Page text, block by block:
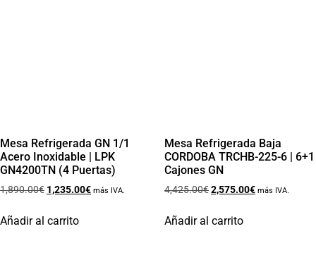
Mesa Refrigerada GN 1/1
Acero Inoxidable | LPK
GN4200TN (4 Puertas)
1,890.00€ 1,235.00€ más IVA.
Añadir al carrito
Mesa Refrigerada Baja
CORDOBA TRCHB-225-6 | 6+1
Cajones GN
4,425.00€2,575.00€ más IVA.
Añadir al carrito